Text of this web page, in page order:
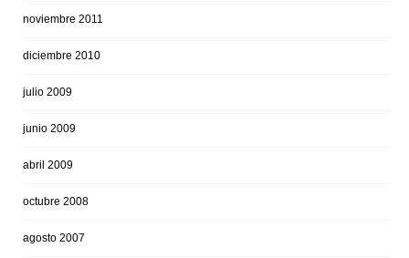
noviembre 2011
diciembre 2010
julio 2009
junio 2009
abril 2009
octubre 2008
agosto 2007